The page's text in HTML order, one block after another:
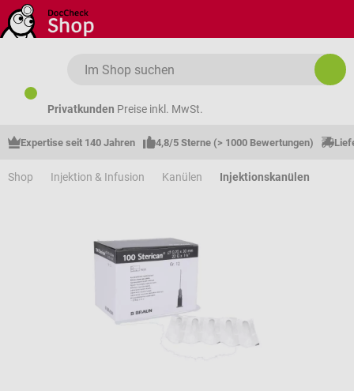
Zum Hauptinhalt springen
Privatkunden Preise inkl. MwSt.
Expertise seit 140 Jahren 4,8/5 Sterne (> 1000 Bewertungen)
Shop Injektion & Infusion Kanülen Injektionskanülen